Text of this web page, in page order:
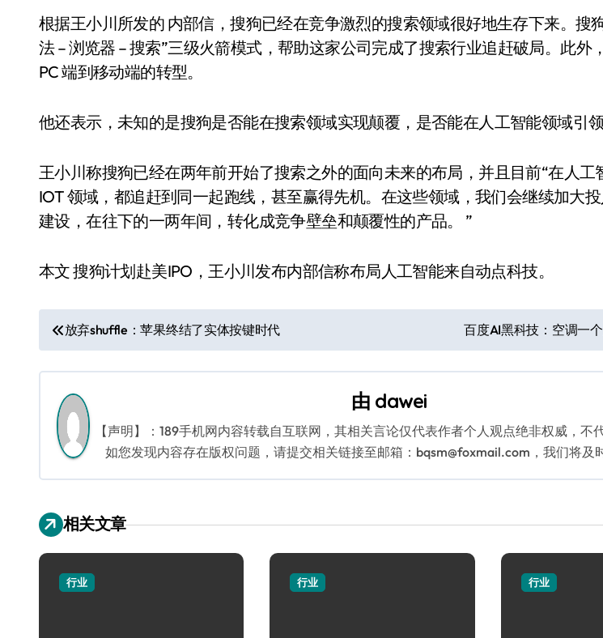
根据王小川所发的 内部信，搜狗已经在竞争激烈的搜索领域很好地生存下来。搜
法 – 浏览器 – 搜索”三级火箭模式，帮助这家公司完成了搜索行业追赶破局。此外
PC 端到移动端的转型。
他还表示，未知的是搜狗是否能在搜索领域实现颠覆，是否能在人工智能领域引领
王小川称搜狗已经在两年前开始了搜索之外的面向未来的布局，并且目前“在人工
IOT 领域，都追赶到同一起跑线，甚至赢得先机。在这些领域，我们会继续加大
建设，在往下的一两年间，转化成竞争壁垒和颠覆性的产品。 ”
本文 搜狗计划赴美IPO，王小川发布内部信称布局人工智能来自动点科技。
文
章
导
航
放弃shuffle：苹果终结了实体按键时代 百度AI黑科技：空调一
由 dawei
【声明】：189手机网内容转载自互联网，其相关言论仅代表作者个人观点绝非权威，不
如您发现内容存在版权问题，请提交相关链接至邮箱：bqsm@foxmail.com，我们将及
相关文章
行业 行业 行业